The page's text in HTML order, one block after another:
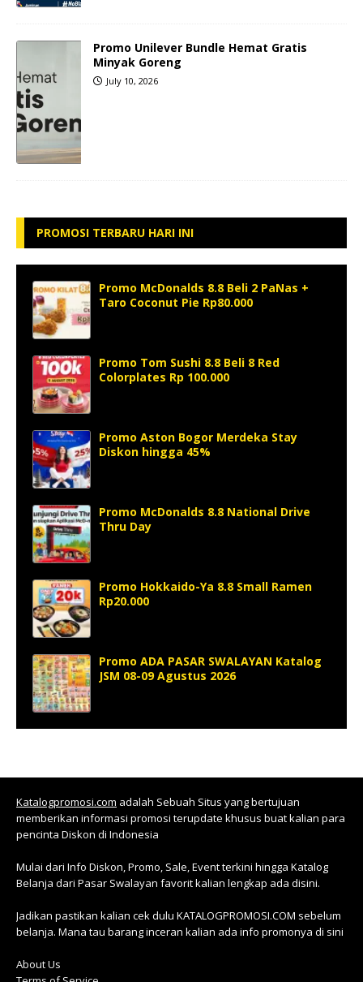
Promo Unilever Bundle Hemat Gratis
Minyak Goreng
July 10, 2026
PROMOSI TERBARU HARI INI
Promo McDonalds 8.8 Beli 2 PaNas +
Taro Coconut Pie Rp80.000
Promo Tom Sushi 8.8 Beli 8 Red
Colorplates Rp 100.000
Promo Aston Bogor Merdeka Stay
Diskon hingga 45%
Promo McDonalds 8.8 National Drive
Thru Day
Promo Hokkaido-Ya 8.8 Small Ramen
Rp20.000
Promo ADA PASAR SWALAYAN Katalog
JSM 08-09 Agustus 2026
Katalogpromosi.com adalah Sebuah Situs yang bertujuan
memberikan informasi promosi terupdate khusus buat kalian para
pencinta Diskon di Indonesia
Mulai dari Info Diskon, Promo, Sale, Event terkini hingga Katalog
Belanja dari Pasar Swalayan favorit kalian lengkap ada disini.
Jadikan pastikan kalian cek dulu KATALOGPROMOSI.COM sebelum
belanja. Mana tau barang inceran kalian ada info promonya di sini
About Us